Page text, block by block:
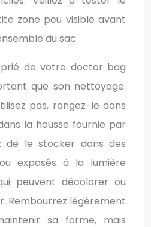
zone peu visible avant
du sac.
de votre doctor bag
que son nettoyage.
pas, rangez-le dans
la housse fournie par
de le stocker dans des
exposés à la lumière
peuvent décolorer ou
Rembourrez légèrement
sa forme, mais